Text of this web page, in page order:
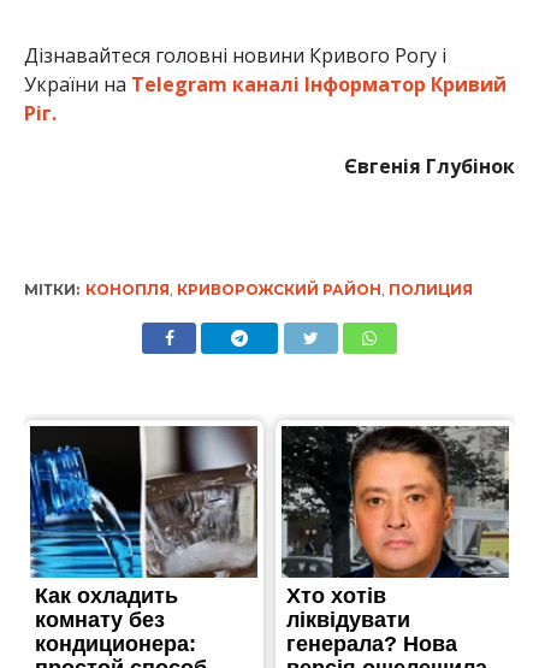
Дізнавайтеся головні новини Кривого Рогу і
України на Telegram каналі Інформатор Кривий
Ріг.
Євгенія Глубінок
МІТКИ: КОНОПЛЯ, КРИВОРОЖСКИЙ РАЙОН, ПОЛИЦИЯ